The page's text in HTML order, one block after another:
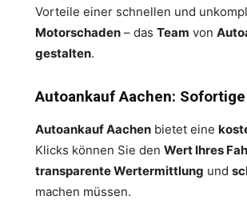
Vorteile einer schnellen und
Motorschaden – das Team von
gestalten.
Autoankauf Aachen:
Autoankauf Aachen bietet eine
Klicks können Sie den Wert Ihres
transparente Wertermittlung und
machen müssen.